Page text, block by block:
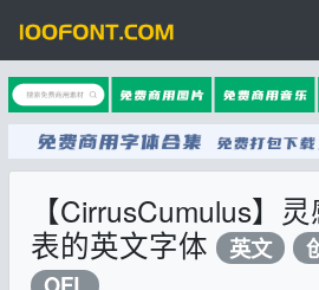
【CirrusCumulus】
表的英文字体
英文